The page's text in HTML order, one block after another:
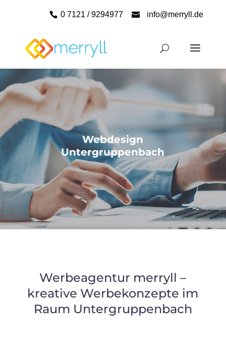
0 7121 / 9294977 info@merryll.de
Webdesign
Untergruppenbach
Werbeagentur merryll –
kreative Werbekonzepte im
Raum Untergruppenbach